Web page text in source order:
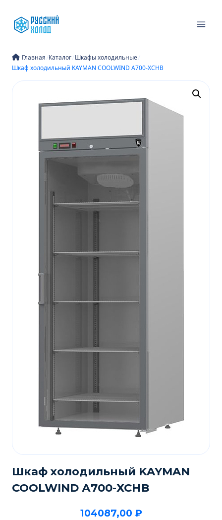
содержимому
Главная/Каталог/Шкафы холодильные/
Шкаф холодильный KAYMAN COOLWIND А700-ХСНВ
Шкаф холодильный KAYMAN
COOLWIND А700-ХСНВ
104087,00 ₽